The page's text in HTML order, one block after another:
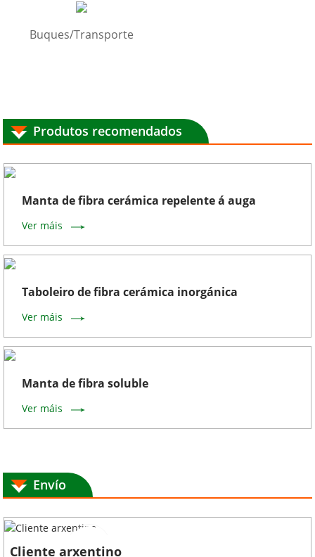
Buques/Transporte
Produtos recomendados
Manta de fibra cerámica repelente á auga
Ver máis
Taboleiro de fibra cerámica inorgánica
Ver máis
Manta de fibra soluble
Ver máis
Envío
Cliente arxentino